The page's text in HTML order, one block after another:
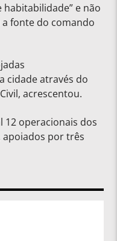
habitabilidade” e não
fonte do comando
cidade através do
acrescentou.
12 operacionais dos
apoiados por três